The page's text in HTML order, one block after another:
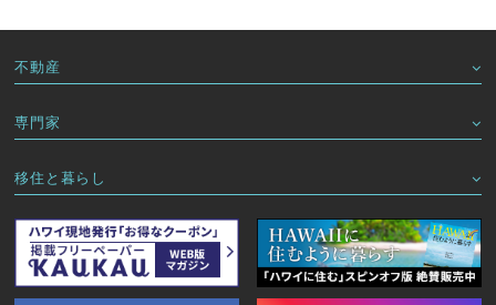
不動産
専門家
移住と暮らし